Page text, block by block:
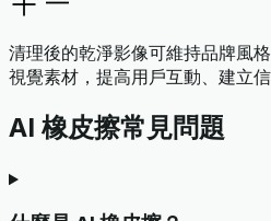
清理後的乾淨影像可維持品牌風
視覺素材，提高用戶互動、建立信
AI 橡皮擦常見問題